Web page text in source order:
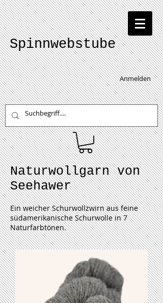
Spinnwebstube
Anmelden
Naturwollgarn von
Seehawer
Ein weicher Schurwollzwirn aus feine
südamerikanische Schurwolle in 7
Naturfarbtönen.